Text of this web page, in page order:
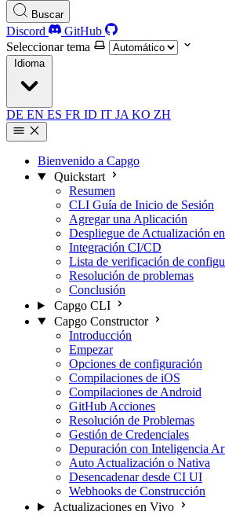
Buscar
Discord
GitHub
Seleccionar tema
Idioma
DE EN ES FR ID IT JA KO ZH
Bienvenido a Capgo
Quickstart
Resumen
CLI Guía de Inicio de Sesión
Agregar una Aplicación
Despliegue de Actualización
Integración CI/CD
Lista de verificación de
Resolución de problemas
Conclusión
Capgo CLI
Capgo Constructor
Introducción
Empezar
Opciones de configuración
Compilaciones de iOS
Compilaciones de Android
GitHub Acciones
Resolución de Problemas
Gestión de Credenciales
Depuración con Inteligencia
Auto Actualización o Nativa
Desencadenar desde CI UI
Webhooks de Construcción
Actualizaciones en Vivo